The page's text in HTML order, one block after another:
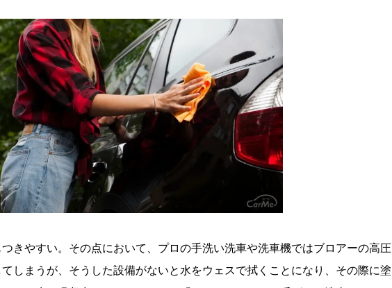
きやすい。その点において、プロの手洗い洗車や洗車機ではブロアーの高圧
しまうが、そうした設備がないと水をウェスで拭くことになり、その際に塗